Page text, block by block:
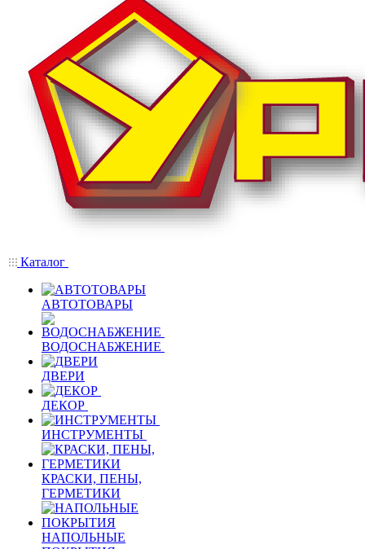
Каталог
АВТОТОВАРЫ
ВОДОСНАБЖЕНИЕ
ДВЕРИ
ДЕКОР
ИНСТРУМЕНТЫ
КРАСКИ, ПЕНЫ,
ГЕРМЕТИКИ
НАПОЛЬНЫЕ